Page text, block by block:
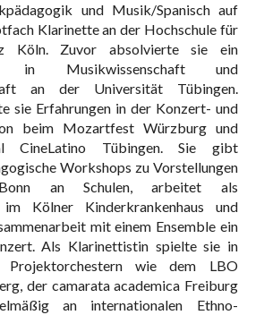
und Musik/Spanisch auf
Klarinette an der Hochschule für
Köln. Zuvor absolvierte sie ein
in Musikwissenschaft und
an der Universität Tübingen.
sie Erfahrungen in der Konzert- und
beim Mozartfest Würzburg und
CineLatino Tübingen. Sie gibt
Workshops zu Vorstellungen
an Schulen, arbeitet als
im Kölner Kinderkrankenhaus und
mit einem Ensemble ein
Als Klarinettistin spielte sie in
Projektorchestern wie dem LBO
der camarata academica Freiburg
an internationalen Ethno-